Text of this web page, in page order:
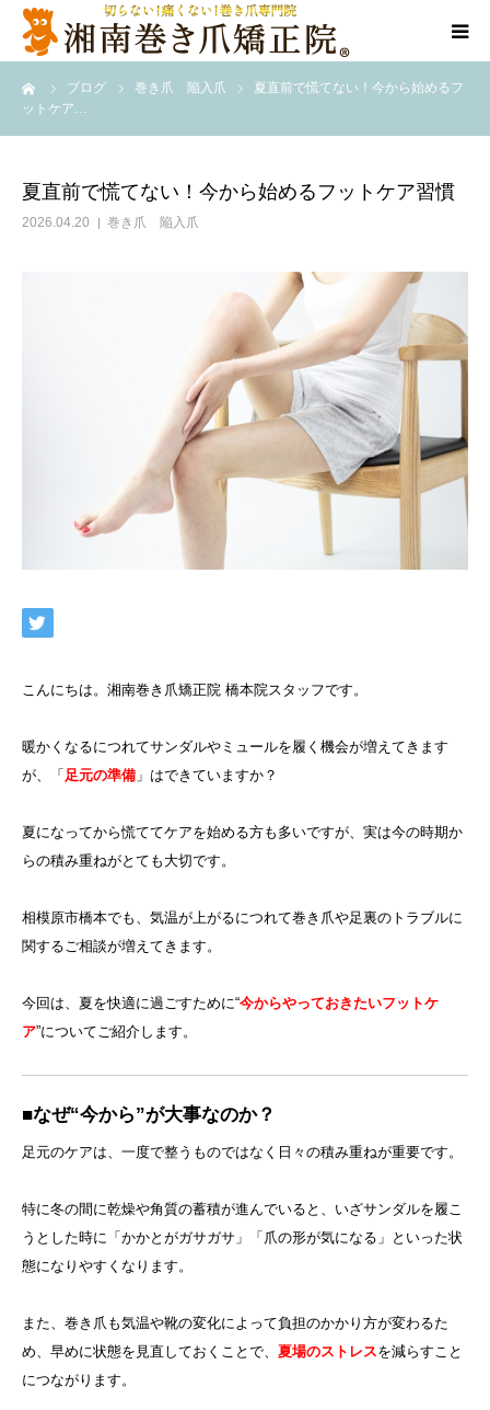
ブログ 巻き爪 陥入爪
夏直前で慌てない！今から始めるフ
ットケア…
夏直前で慌てない！今から始めるフットケア習慣
2026.04.20 巻き爪 陥入爪
こんにちは。湘南巻き爪矯正院 橋本院スタッフです。
暖かくなるにつれてサンダルやミュールを履く機会が増えてきます
が、「 足元の準備 」はできていますか？
夏になってから慌ててケアを始める方も多いですが、実は今の時期か
らの積み重ねがとても大切です。
相模原市橋本でも、気温が上がるにつれて巻き爪や足裏のトラブルに
関するご相談が増えてきます。
今回は、夏を快適に過ごすために“今からやっておきたいフットケ
ア”についてご紹介します。
■なぜ“今から”が大事なのか？
足元のケアは、一度で整うものではなく日々の積み重ねが重要です。
特に冬の間に乾燥や角質の蓄積が進んでいると、いざサンダルを履こ
うとした時に「かかとがガサガサ」「爪の形が気になる」といった状
態になりやすくなります。
また、巻き爪も気温や靴の変化によって負担のかかり方が変わるた
め、早めに状態を見直しておくことで、 夏場のストレスを減らすこと
につながります。
代表ご挨拶
料金表